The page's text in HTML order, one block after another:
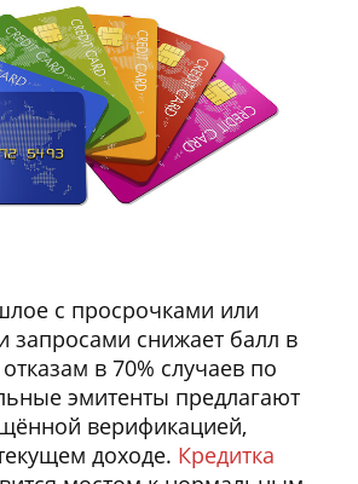
с просрочками или
снижает балл в
в 70% случаев по
эмитенты предлагают
верификацией,
доходе. Кредитка